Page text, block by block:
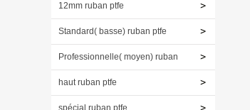
12mm ruban ptfe
Standard( basse) ruban ptfe
Professionnelle( moyen) ruban
ptfehaut ruban ptfe
spécial ruban ptfe